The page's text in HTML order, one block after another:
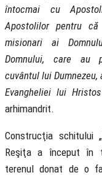
întocmai cu
Apostolilor pentru
misionari ai
Domnului, care au
cuvântul lui
Evangheliei lui
arhimandrit.
Construcţia schitului
Reşiţa a început în
terenul donat de o